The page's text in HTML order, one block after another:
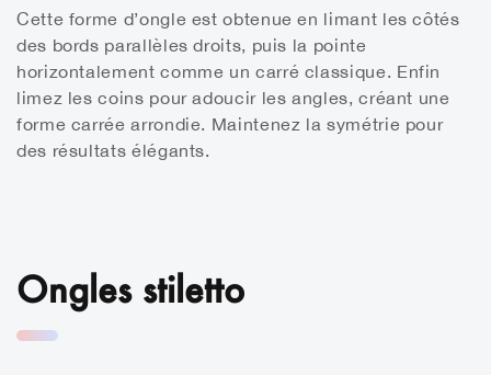
Cette forme d’ongle est obtenue en limant les côtés
des bords parallèles droits, puis la pointe
horizontalement comme un carré classique. Enfin
limez les coins pour adoucir les angles, créant une
forme carrée arrondie. Maintenez la symétrie pour
des résultats élégants.
Ongles stiletto